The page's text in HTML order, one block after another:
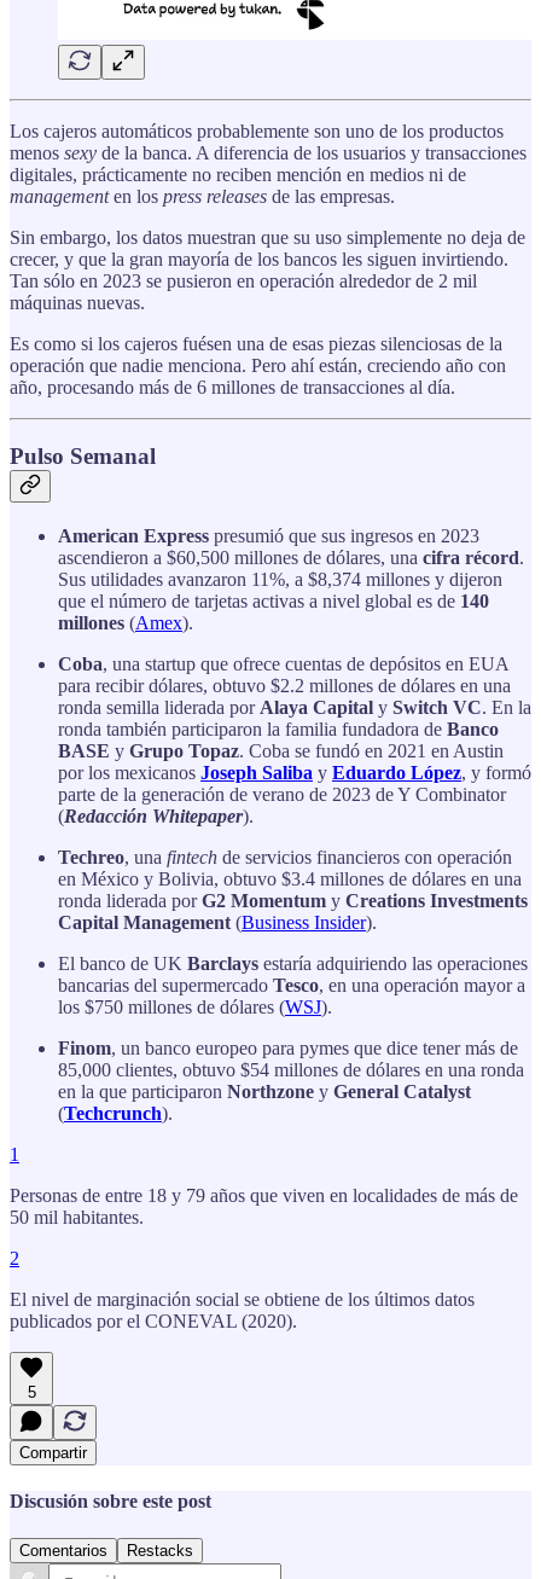
Los cajeros automáticos probablemente son uno de los productos
menos sexy de la banca. A diferencia de los usuarios y transacciones
digitales, prácticamente no reciben mención en medios ni de
managementen los press releases de las empresas.
Sin embargo, los datos muestran que su uso simplemente no deja de
crecer, y que la gran mayoría de los bancos les siguen invirtiendo.
Tan sólo en 2023 se pusieron en operación alrededor de 2 mil
máquinas nuevas.
Es como si los cajeros fuésen una de esas piezas silenciosas de la
operación que nadie menciona. Pero ahí están, creciendo año con
año, procesando más de 6 millones de transacciones al día.
Pulso Semanal
American Express presumió que sus ingresos en 2023
ascendieron a $60,500 millones de dólares, una cifra récord.
Sus utilidades avanzaron 11%, a $8,374 millones y dijeron
que el número de tarjetas activas a nivel global es de 140
millones (Amex).
Coba, una startup que ofrece cuentas de depósitos en EUA
para recibir dólares, obtuvo $2.2 millones de dólares en una
ronda semilla liderada por Alaya Capital y Switch VC. En la
ronda también participaron la familia fundadora de Banco
BASE y Grupo Topaz. Coba se fundó en 2021 en Austin
por los mexicanos Joseph Saliba y Eduardo López, y formó
parte de la generación de verano de 2023 de Y Combinator
(Redacción Whitepaper).
Techreo, una fintech de servicios financieros con operación
en México y Bolivia, obtuvo $3.4 millones de dólares en una
ronda liderada porG2 Momentum y Creations Investments
Capital Management (Business Insider).
El banco de UK Barclays estaría adquiriendo las operaciones
bancarias del supermercado Tesco, en una operación mayor a
los $750 millones de dólares (WSJ).
Finom, un banco europeo para pymes que dice tener más de
85,000 clientes, obtuvo $54 millones de dólares en una ronda
en la que participaron Northzone y General Catalyst
(Techcrunch).
1
Personas de entre 18 y 79 años que viven en localidades de más de
50 mil habitantes.
2
El nivel de marginación social se obtiene de los últimos datos
publicados por el CONEVAL (2020).
5
Compartir
Discusión sobre este post
Comentarios Restacks